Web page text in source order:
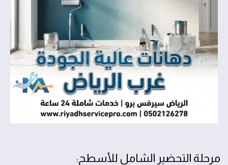
مرحلة التحضير الشامل للأسطح: